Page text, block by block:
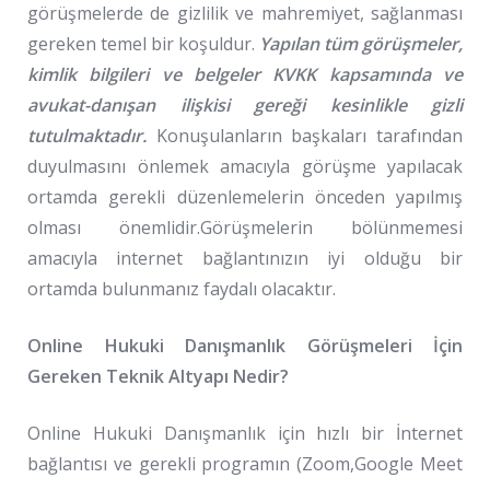
görüşmelerde de gizlilik ve mahremiyet, sağlanması
gereken temel bir koşuldur. Yapılan tüm görüşmeler,
kimlik bilgileri ve belgeler KVKK kapsamında ve
avukat-danışan ilişkisi gereği kesinlikle gizli
tutulmaktadır. Konuşulanların başkaları tarafından
duyulmasını önlemek amacıyla görüşme yapılacak
ortamda gerekli düzenlemelerin önceden yapılmış
olması önemlidir.Görüşmelerin bölünmemesi
amacıyla internet bağlantınızın iyi olduğu bir
ortamda bulunmanız faydalı olacaktır.
Online Hukuki Danışmanlık Görüşmeleri İçin
Gereken Teknik Altyapı Nedir?
Online Hukuki Danışmanlık için hızlı bir İnternet
bağlantısı ve gerekli programın (Zoom,Google Meet